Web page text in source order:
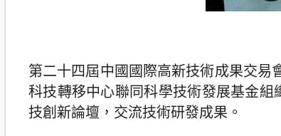
第二十四屆中國國際高新技術成果交易
科技轉移中心聯同科學技術發展基金
技創新論壇，交流技術研發成果。